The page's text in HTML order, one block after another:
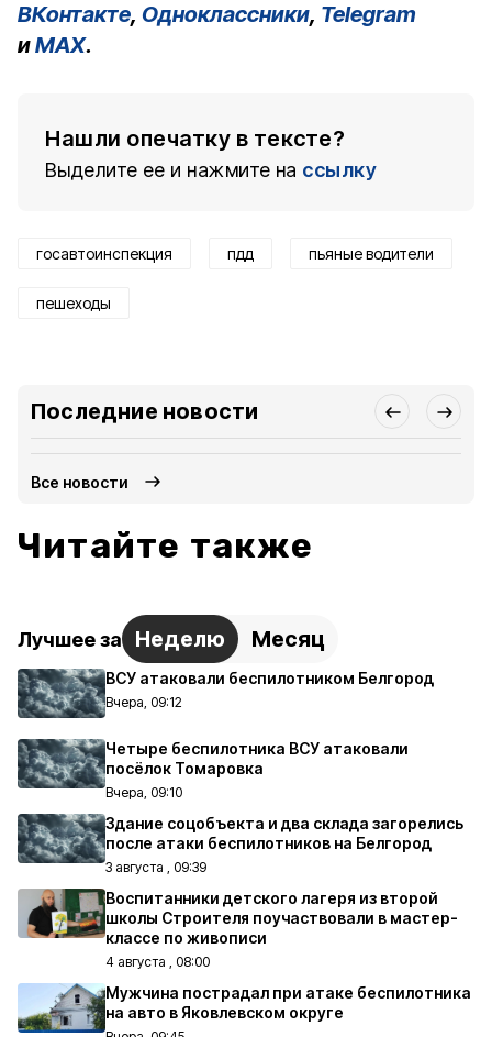
ВКонтакте, Одноклассники, Telegram
иMAX.
Нашли опечатку в тексте?
Выделите ее и нажмите на ссылку
госавтоинспекция пдд пьяные водители
пешеходы
Последние новости
Все новости
Читайте также
Лучшее за Неделю Месяц
ВСУ атаковали беспилотником Белгород
Вчера, 09:12
Четыре беспилотника ВСУ атаковали
посёлок Томаровка
Вчера, 09:10
Здание соцобъекта и два склада загорелись
после атаки беспилотников на Белгород
3 августа , 09:39
Воспитанники детского лагеря из второй
школы Строителя поучаствовали в мастер-
классе по живописи
4 августа , 08:00
Мужчина пострадал при атаке беспилотника
на авто в Яковлевском округе